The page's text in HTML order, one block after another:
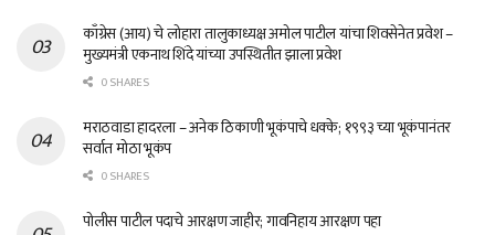
काँग्रेस (आय) चे लोहारा तालुकाध्यक्ष अमोल पाटील यांचा शिवसेनेत प्रवेश –
मुख्यमंत्री एकनाथ शिंदे यांच्या उपस्थितीत झाला प्रवेश
0 SHARES
मराठवाडा हादरला – अनेक ठिकाणी भूकंपाचे धक्के; १९९३ च्या भूकंपानंतर
सर्वात मोठा भूकंप
0 SHARES
पोलीस पाटील पदाचे आरक्षण जाहीर; गावनिहाय आरक्षण पहा